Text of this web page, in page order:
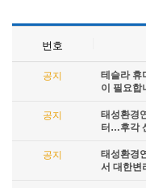
번호
공지
테슬라 휴
이 필요합
공지
태성환경
터…후각
공지
태성환경
서 대한변